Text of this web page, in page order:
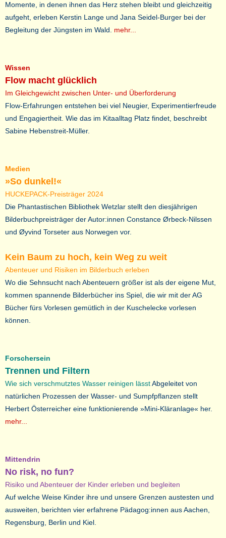
Momente, in denen ihnen das Herz stehen bleibt und gleichzeitig
aufgeht, erleben Kerstin Lange und Jana Seidel-Burger bei der
Begleitung der Jüngsten im Wald. mehr...
Wissen
Flow macht glücklich
Im Gleichgewicht zwischen Unter- und Überforderung
Flow-Erfahrungen entstehen bei viel Neugier, Experimentierfreude
und Engagiertheit. Wie das im Kitaalltag Platz findet, beschreibt
Sabine Hebenstreit-Müller.
Medien
»So dunkel!«
HUCKEPACK-Preisträger 2024
Die Phantastischen Bibliothek Wetzlar stellt den diesjährigen
Bilderbuchpreisträger der Autor:innen Constance Ørbeck-Nilssen
und Øyvind Torseter aus Norwegen vor.
Kein Baum zu hoch, kein Weg zu weit
Abenteuer und Risiken im Bilderbuch erleben
Wo die Sehnsucht nach Abenteuern größer ist als der eigene Mut,
kommen spannende Bilderbücher ins Spiel, die wir mit der AG
Bücher fürs Vorlesen gemütlich in der Kuschelecke vorlesen
können.
Forschersein
Trennen und Filtern
Wie sich verschmutztes Wasser reinigen lässtAbgeleitet von
natürlichen Prozessen der Wasser- und Sumpfpflanzen stellt
Herbert Österreicher eine funktionierende »Mini-Kläranlage« her.
mehr...
Mittendrin
No risk, no fun?
Risiko und Abenteuer der Kinder erleben und begleiten
Auf welche Weise Kinder ihre und unsere Grenzen austesten und
ausweiten, berichten vier erfahrene Pädagog:innen aus Aachen,
Regensburg, Berlin und Kiel.